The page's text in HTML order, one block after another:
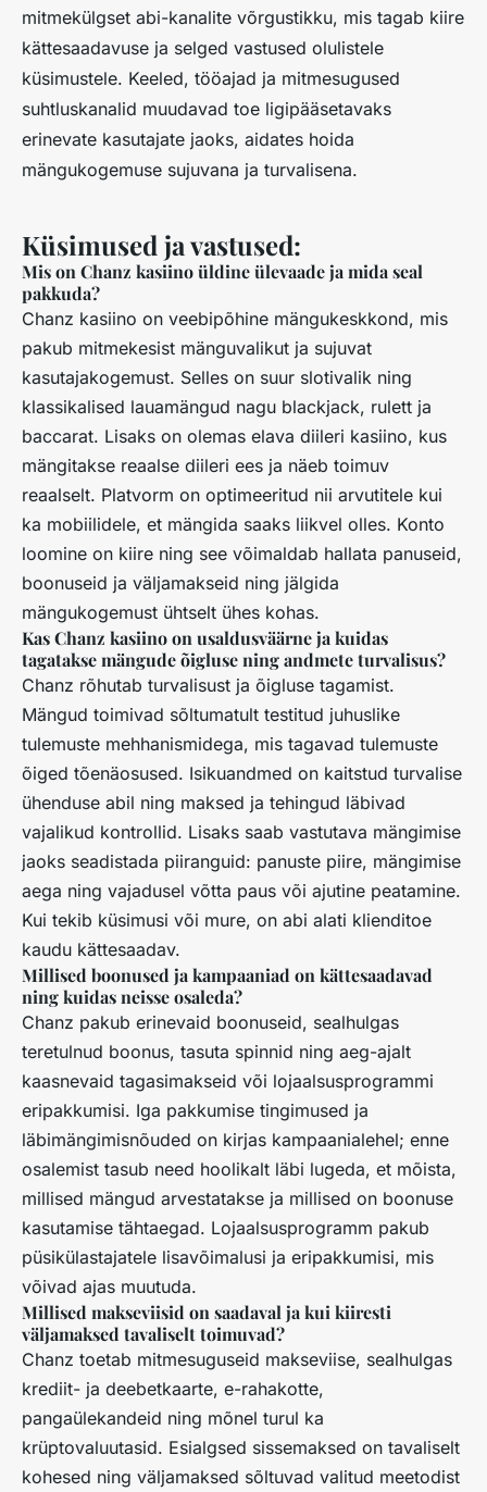
mitmekülgset abi-kanalite võrgustikku, mis tagab kiire
kättesaadavuse ja selged vastused olulistele
küsimustele. Keeled, tööajad ja mitmesugused
suhtluskanalid muudavad toe ligipääsetavaks
erinevate kasutajate jaoks, aidates hoida
mängukogemuse sujuvana ja turvalisena.
Küsimused ja vastused:
Mis on Chanz kasiino üldine ülevaade ja mida seal
pakkuda?
Chanz kasiino on veebipõhine mängukeskkond, mis
pakub mitmekesist mänguvalikut ja sujuvat
kasutajakogemust. Selles on suur slotivalik ning
klassikalised lauamängud nagu blackjack, rulett ja
baccarat. Lisaks on olemas elava diileri kasiino, kus
mängitakse reaalse diileri ees ja näeb toimuv
reaalselt. Platvorm on optimeeritud nii arvutitele kui
ka mobiilidele, et mängida saaks liikvel olles. Konto
loomine on kiire ning see võimaldab hallata panuseid,
boonuseid ja väljamakseid ning jälgida
mängukogemust ühtselt ühes kohas.
Kas Chanz kasiino on usaldusväärne ja kuidas
tagatakse mängude õigluse ning andmete turvalisus?
Chanz rõhutab turvalisust ja õigluse tagamist.
Mängud toimivad sõltumatult testitud juhuslike
tulemuste mehhanismidega, mis tagavad tulemuste
õiged tõenäosused. Isikuandmed on kaitstud turvalise
ühenduse abil ning maksed ja tehingud läbivad
vajalikud kontrollid. Lisaks saab vastutava mängimise
jaoks seadistada piiranguid: panuste piire, mängimise
aega ning vajadusel võtta paus või ajutine peatamine.
Kui tekib küsimusi või mure, on abi alati klienditoe
kaudu kättesaadav.
Millised boonused ja kampaaniad on kättesaadavad
ning kuidas neisse osaleda?
Chanz pakub erinevaid boonuseid, sealhulgas
teretulnud boonus, tasuta spinnid ning aeg-ajalt
kaasnevaid tagasimakseid või lojaalsusprogrammi
eripakkumisi. Iga pakkumise tingimused ja
läbimängimisnõuded on kirjas kampaanialehel; enne
osalemist tasub need hoolikalt läbi lugeda, et mõista,
millised mängud arvestatakse ja millised on boonuse
kasutamise tähtaegad. Lojaalsusprogramm pakub
püsikülastajatele lisavõimalusi ja eripakkumisi, mis
võivad ajas muutuda.
Millised makseviisid on saadaval ja kui kiiresti
väljamaksed tavaliselt toimuvad?
Chanz toetab mitmesuguseid makseviise, sealhulgas
krediit- ja deebetkaarte, e-rahakotte,
pangaülekandeid ning mõnel turul ka
krüptovaluutasid. Esialgsed sissemaksed on tavaliselt
kohesed ning väljamaksed sõltuvad valitud meetodist